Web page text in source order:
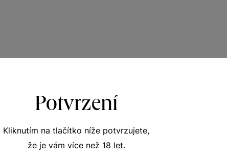
Potvrzení
Kliknutím na tlačítko níže potvrzujete,
že je vám více než 18 let.